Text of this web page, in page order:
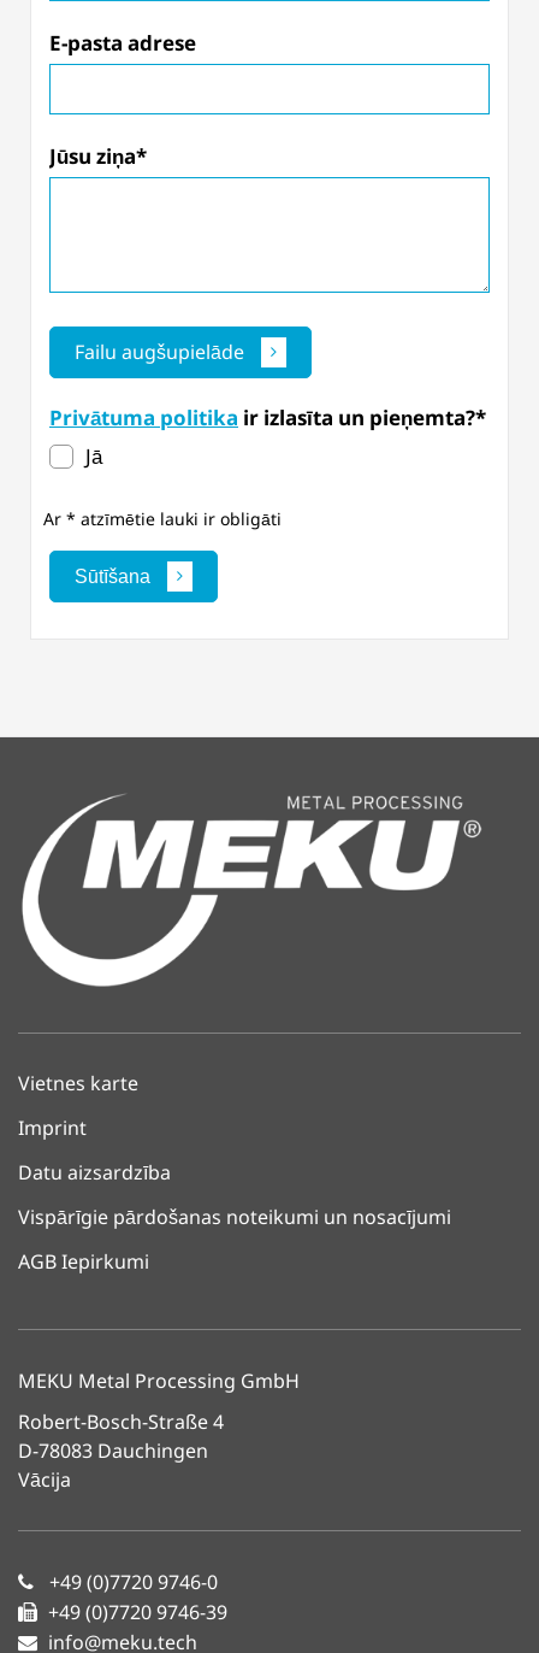
E-pasta adrese
Jūsu ziņa*
Failu augšupielāde
Privātuma politika ir izlasīta un pieņemta?*
Jā
Ar * atzīmētie lauki ir obligāti
Sūtīšana
Vietnes karte
Imprint
Datu aizsardzība
Vispārīgie pārdošanas noteikumi un nosacījumi
AGB Iepirkumi
MEKU Metal Processing GmbH
Robert-Bosch-Straße 4
D-78083 Dauchingen
Vācija
+49 (0)7720 9746-0
+49 (0)7720 9746-39
info@meku.tech